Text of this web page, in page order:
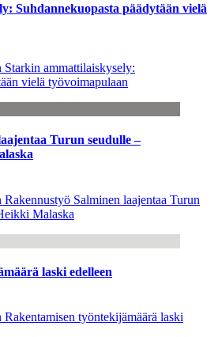
Suhdannekuopasta päädytään vielä
ammattilaiskysely:
vielä työvoimapulaan
Turun seudulle –
Salminen laajentaa Turun
Malaska
laski edelleen
työntekijämäärä laski